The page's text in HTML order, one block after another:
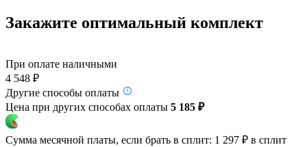
Закажите оптимальный комплект
При оплате наличными
4 548 ₽
Другие способы оплаты
Цена при других способах оплаты 5 185 ₽
Сумма месячной платы, если брать в сплит: 1 297 ₽ в сплит